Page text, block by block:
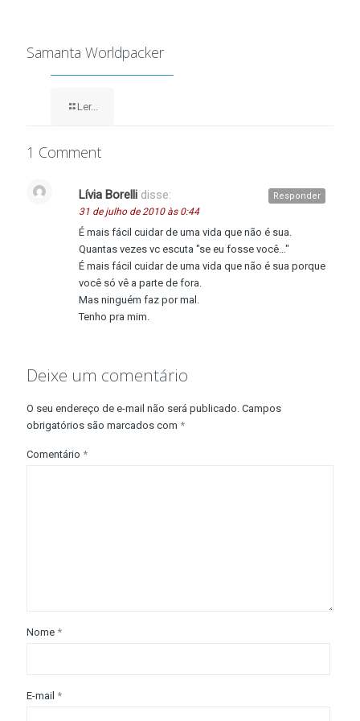
Samanta Worldpacker
Ler...
1 Comment
Lívia Borelli disse:
31 de julho de 2010 às 0:44
É mais fácil cuidar de uma vida que não é sua.
Quantas vezes vc escuta "se eu fosse você…"
É mais fácil cuidar de uma vida que não é sua porque
você só vê a parte de fora.
Mas ninguém faz por mal.
Tenho pra mim.
Responder
Deixe um comentário
O seu endereço de e-mail não será publicado. Campos
obrigatórios são marcados com *
Comentário *
Nome *
E-mail *